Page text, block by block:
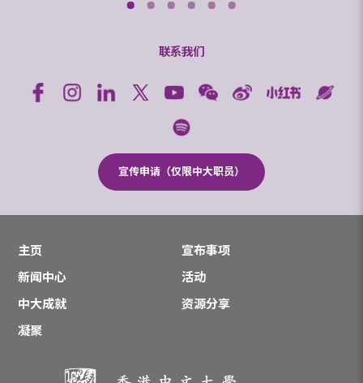
联系我们
宣传申请（仅限中大职员）
主页
宣布事项
新闻中心
活动
中大成就
资源分享
凝聚